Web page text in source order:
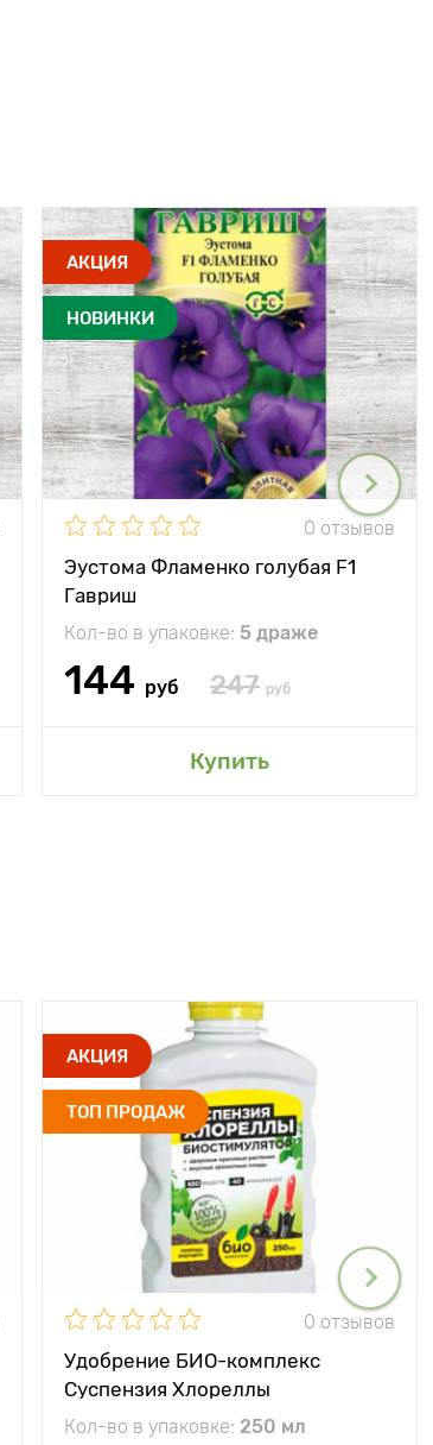
АКЦИЯ
НОВИНКИ
0 отзывов
Эустома Фламенко голубая F1
Гавриш
Кол-во в упаковке: 5 драже
144 руб 247 руб
Купить
АКЦИЯ
ТОП ПРОДАЖ
0 отзывов
Удобрение БИО-комплекс
Суспензия Хлореллы
Кол-во в упаковке: 250 мл